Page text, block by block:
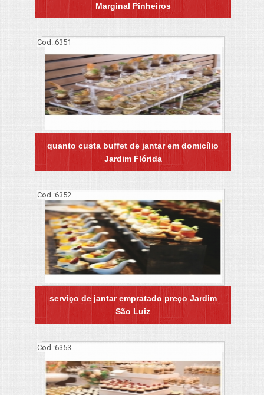
Marginal Pinheiros
Cod.:6351
quanto custa buffet de jantar em domicílio
Jardim Flórida
Cod.:6352
serviço de jantar empratado preço Jardim
São Luiz
Cod.:6353